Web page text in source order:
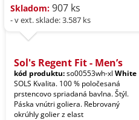
Skladom: 907 ks
- v ext. sklade: 3.587 ks
Sol's Regent Fit - Men’s
kód produktu:so00553wh-xl White
SOLS Kvalita. 100 % poločesaná
prstencovo spriadaná bavlna. Štýl.
Páska vnútri goliera. Rebrovaný
okrúhly golier z elast